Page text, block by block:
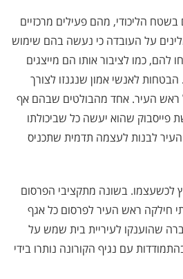
הליכודי, מהם פעילים מרכזיים
על העובדה כי נעשה בהם שימוש
להם, כמו לציבור אותו הם מייצגים
לאנשי אמון שנגנזו לצורך
ראש העיר. אחד מהבולטים שבהם אף
שהוא יעשה כל שביכולתו
לבנות לעצמה תדמית שתכניס
לכשעצמו. בשונה מתקציבי הפרסום
חילקה ראש העיר לפרסום כל אגף
שהוענקו לעיריית בית שמש על
עם נגיף הקורונה נותרו בידי